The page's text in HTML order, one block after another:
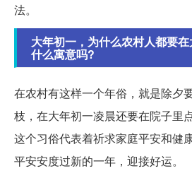
法。
大年初一，为什么农村人都要
什么寓意吗?
在农村有这样一个年俗，就是除夕
枝，在大年初一凌晨还要在院子里点
这个习俗代表着祈求家庭平安和健
平安安度过新的一年，迎接好运。